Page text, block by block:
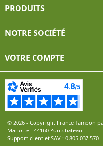
PRODUITS
NOTRE SOCIÉTÉ
VOTRE COMPTE
© 2026 - Copyright France Tampon
Mariotte - 44160 Pontchateau
Support client et SAV : 0 805 037 570 -